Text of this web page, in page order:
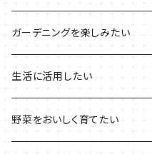
その他のプランターの栽培キット
2021年のハロウィン
2021年のクリスマス
フレッシュハーブ
リラックスしたい時に
シャキッとしたい時に
デトックスに
料理の定番ハーブ
イタリア料理に
魚料理に
ガーデニングを楽しみたい
花を楽しみたい
カラーリーフ
生活に活用したい
パーティーハーブ
野菜をおいしく育てたい